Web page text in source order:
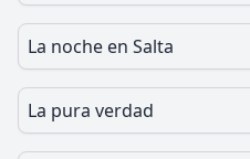
La noche en Salta
La pura verdad